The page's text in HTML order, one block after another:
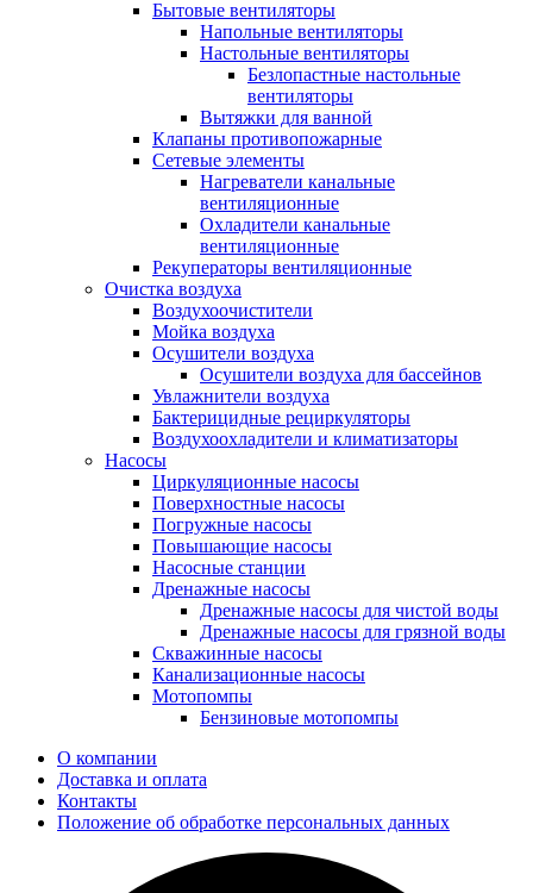
Бытовые вентиляторы
Напольные вентиляторы
Настольные вентиляторы
Безлопастные настольные
вентиляторы
Вытяжки для ванной
Клапаны противопожарные
Сетевые элементы
Нагреватели канальные
вентиляционные
Охладители канальные
вентиляционные
Рекуператоры вентиляционные
Очистка воздуха
Воздухоочистители
Мойка воздуха
Осушители воздуха
Осушители воздуха для бассейнов
Увлажнители воздуха
Бактерицидные рециркуляторы
Воздухоохладители и климатизаторы
Насосы
Циркуляционные насосы
Поверхностные насосы
Погружные насосы
Повышающие насосы
Насосные станции
Дренажные насосы
Дренажные насосы для чистой воды
Дренажные насосы для грязной воды
Скважинные насосы
Канализационные насосы
Мотопомпы
Бензиновые мотопомпы
О компании
Доставка и оплата
Контакты
Положение об обработке персональных данных